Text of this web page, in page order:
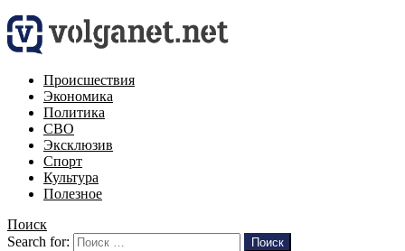
Происшествия
Экономика
Политика
СВО
Эксклюзив
Спорт
Культура
Полезное
Поиск
Search for:
Поиск